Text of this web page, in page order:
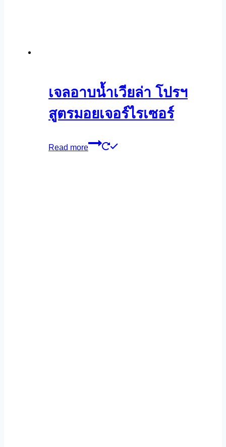
เจลอาบน้ำเวียล่า โปรฯ
สูตรมอยเจอร์ไรเซอร์
Read more